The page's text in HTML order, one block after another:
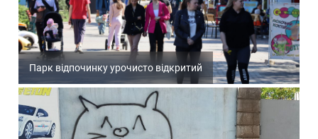
Парк відпочинку урочисто відкритий